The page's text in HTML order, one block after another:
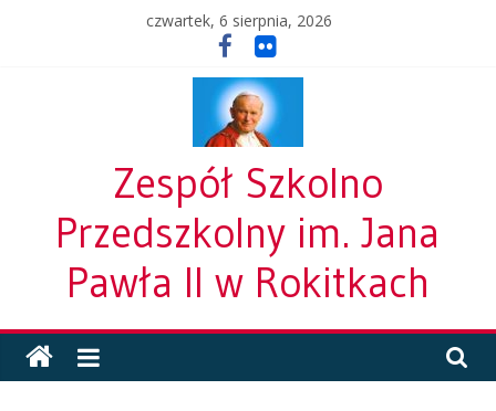
czwartek, 6 sierpnia, 2026
Zespół Szkolno
Przedszkolny im. Jana
Pawła II w Rokitkach